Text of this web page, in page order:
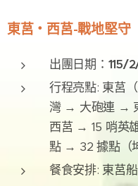
東莒・西莒-戰地堅守
出團日期： 115/
行程亮點: 東莒
灣 → 大砲連 →
西莒 → 15 哨英
點 → 32 據點（
餐食安排: 東莒